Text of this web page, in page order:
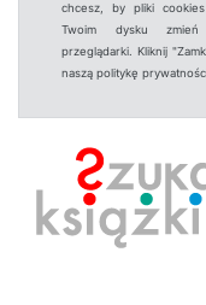
chcesz, by pliki
Twoim dysku zmień
przeglądarki. Kliknij
naszą politykę